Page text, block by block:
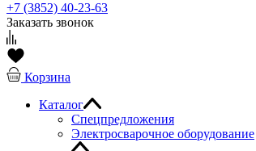
+7 (3852) 40-23-63
Заказать звонок
Корзина
Каталог
Спецпредложения
Электросварочное оборудование